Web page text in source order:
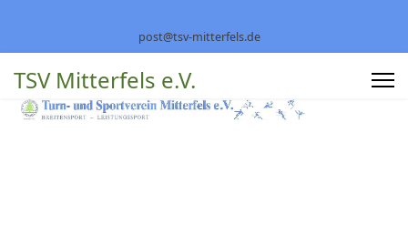
post@tsv-mitterfels.de
TSV Mitterfels e.V.